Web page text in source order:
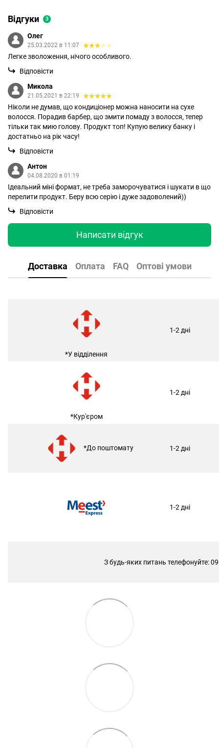
Відгуки 3
Олег
25.03.2022 в 11:07
Легке зволоження, нічого особливого.
Відповісти
Микола
21.05.2021 в 22:19
Ніколи не думав, що кондиціонер можна наносити на сухе
волосся. Порадив барбер, що змити помаду з волосся, тепер
тільки так мию голову. Продукт топ! Купую велику банку і
достатньо на рік часу!
Відповісти
Антон
04.08.2020 в 01:19
Ідеальний міні формат, не треба заморочуватися і шукати в що
перелити продукт. Беру всю серію і дуже задоволений))
Відповісти
Написати відгук
Доставка Оплата FAQ Оптові умови
*У відділення
1-2 дні
*Кур'єром
1-2 дні
*До поштомату 1-2 дні
1-2 дні
З будь-яких питань телефонуйте: